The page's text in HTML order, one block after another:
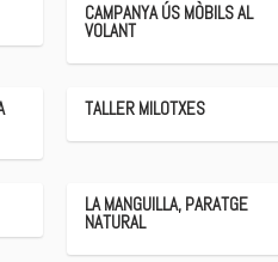
CAMPANYA ÚS MÒBILS AL
VOLANT
TALLER MILOTXES
LA MANGUILLA, PARATGE
NATURAL